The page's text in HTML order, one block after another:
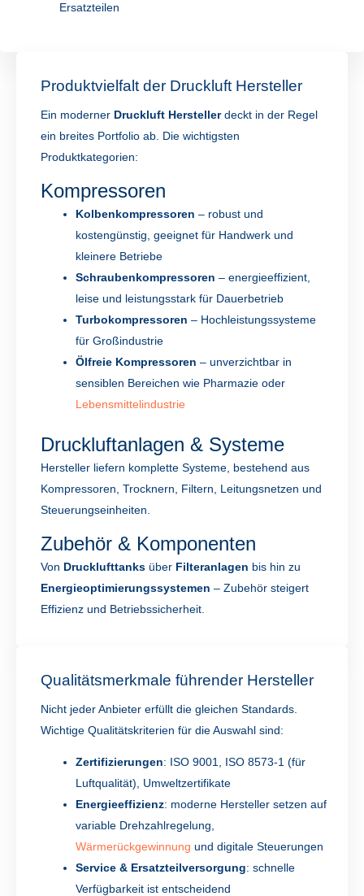
Ersatzteilen
Produktvielfalt der Druckluft Hersteller
Ein moderner Druckluft Herstellerdeckt in der Regel
ein breites Portfolio ab. Die wichtigsten
Produktkategorien:
Kompressoren
Kolbenkompressoren – robust und
kostengünstig, geeignet für Handwerk und
kleinere Betriebe
Schraubenkompressoren – energieeffizient,
leise und leistungsstark für Dauerbetrieb
Turbokompressoren – Hochleistungssysteme
für Großindustrie
Ölfreie Kompressoren – unverzichtbar in
sensiblen Bereichen wie Pharmazie oder
Lebensmittelindustrie
Druckluftanlagen & Systeme
Hersteller liefern komplette Systeme, bestehend aus
Kompressoren, Trocknern, Filtern, Leitungsnetzen und
Steuerungseinheiten.
Zubehör & Komponenten
Von Drucklufttanks über Filteranlagen bis hin zu
Energieoptimierungssystemen – Zubehör steigert
Effizienz und Betriebssicherheit.
Qualitätsmerkmale führender Hersteller
Nicht jeder Anbieter erfüllt die gleichen Standards.
Wichtige Qualitätskriterien für die Auswahl sind:
Zertifizierungen: ISO 9001, ISO 8573-1 (für
Luftqualität), Umweltzertifikate
Energieeffizienz: moderne Hersteller setzen auf
variable Drehzahlregelung,
Wärmerückgewinnung und digitale Steuerungen
Service & Ersatzteilversorgung: schnelle
Verfügbarkeit ist entscheidend